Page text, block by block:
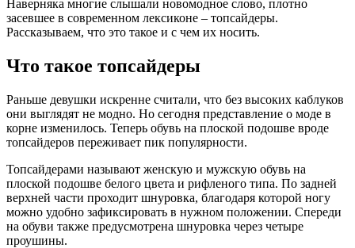
Наверняка многие слышали новомодное слово, плотно
засевшее в современном лексиконе – топсайдеры.
Рассказываем, что это такое и с чем их носить.
Что такое топсайдеры
Раньше девушки искренне считали, что без высоких каблуков
они выглядят не модно. Но сегодня представление о моде в
корне изменилось. Теперь обувь на плоской подошве вроде
топсайдеров переживает пик популярности.
Топсайдерами называют женскую и мужскую обувь на
плоской подошве белого цвета и рифленого типа. По задней
верхней части проходит шнуровка, благодаря которой ногу
можно удобно зафиксировать в нужном положении. Спереди
на обуви также предусмотрена шнуровка через четыре
проушины.